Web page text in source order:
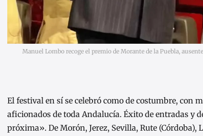
Manuel Lombo recoge el premio de Morante de la Puebla,
El festival en sí se celebró como de costumbre, con
aficionados de toda Andalucía. Éxito de entradas y
próxima». De Morón, Jerez, Sevilla, Rute